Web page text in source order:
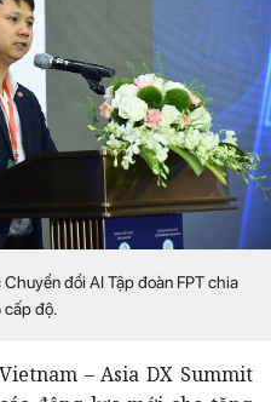
đổi AI Tập đoàn FPT chia
cấp độ.
– Asia DX Summit